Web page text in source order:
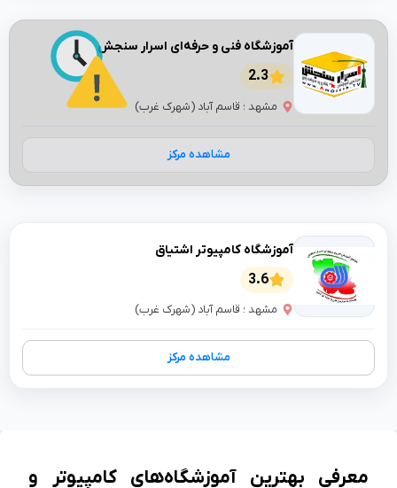
آموزشگاه فنی و حرفه‌ای اسرار سنجش
2.3
مشهد ؛ قاسم آباد (شهرک غرب)
مشاهده مرکز
آموزشگاه کامپیوتر اشتیاق
3.6
مشهد ؛ قاسم آباد (شهرک غرب)
مشاهده مرکز
معرفی بهترین آموزشگاه‌‌های کامپیوتر و